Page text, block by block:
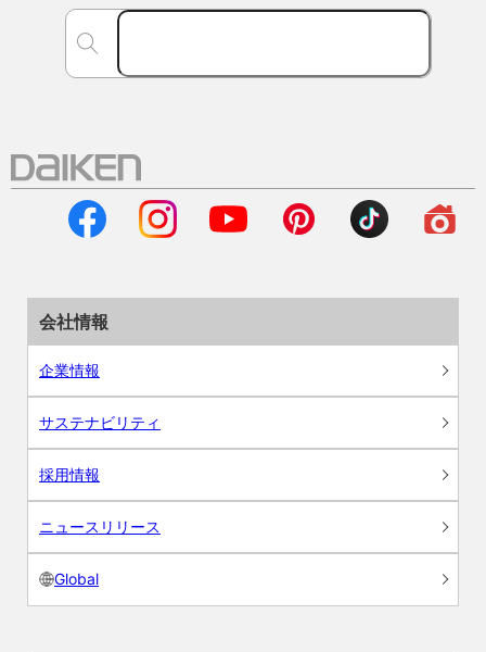
会社情報
企業情報
サステナビリティ
採用情報
ニュースリリース
Global